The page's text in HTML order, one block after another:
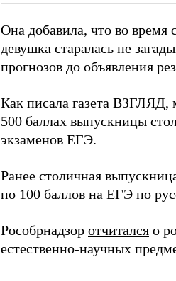
Она добавила, что во время
девушка старалась не
прогнозов до объявления
Как писала газета
500 баллах выпускницы
экзаменов ЕГЭ.
Ранее столичная
по 100 баллов на ЕГЭ по
Рособрнадзор отчитался о
естественно-научных